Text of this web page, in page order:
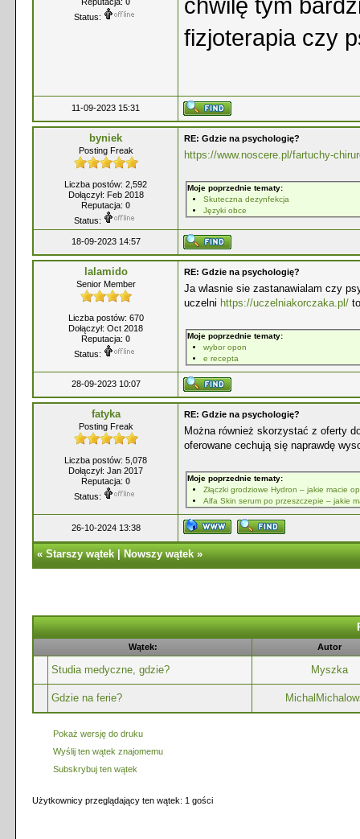
Status:
chwilę tym
fizjoterapia czy
11-09-2023 15:31
byniek
Posting Freak
Liczba postów: 2,592
Dołączył: Feb 2018
Reputacja: 0
Status:
RE: Gdzie na psychologię?
https://www.noscere.pl/fartuchy-
Moje poprzednie tematy:
Skuteczna dezynfekcja
Języki obce
18-09-2023 14:57
lalamido
Senior Member
Liczba postów: 670
Dołączył: Oct 2018
Reputacja: 0
Status:
RE: Gdzie na psychologię?
Ja wlasnie sie zastanawialam czy
uczelni https://uczelniakorczaka.pl/
Moje poprzednie tematy:
wybor opon
e recepta
28-09-2023 10:07
fatyka
Posting Freak
Liczba postów: 5,078
Dołączył: Jan 2017
Reputacja: 0
Status:
RE: Gdzie na psychologię?
Można również skorzystać z oferty
oferowane cechują się naprawdę
Moje poprzednie tematy:
Złączki grodziowe Hydron – jakie macie
Alfa Skin serum po przeszczepie – jakie
26-10-2024 13:38
«Starszy wątek|Nowszy wątek»
Wątek: Autor
Studia medyczne, gdzie? Myszka
Gdzie na ferie?
Pokaż wersję do druku
Wyślij ten wątek znajomemu
Subskrybuj ten wątek
Użytkownicy przeglądający ten wątek: 1 gości